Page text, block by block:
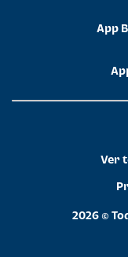
App
2026 ©
Ver